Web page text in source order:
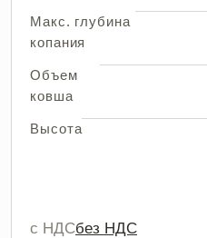
Макс. глубина
копания
Объем
ковша
Высота
с НДСбез НДС